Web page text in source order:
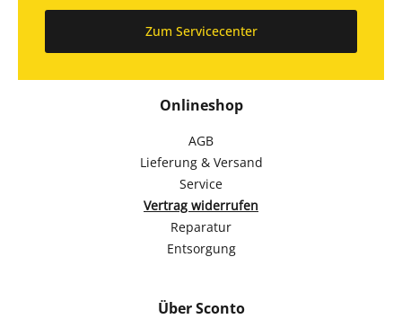
Onlineshop
AGB
Lieferung & Versand
Service
Vertrag widerrufen
Reparatur
Entsorgung
Über Sconto
Zum Servicecenter